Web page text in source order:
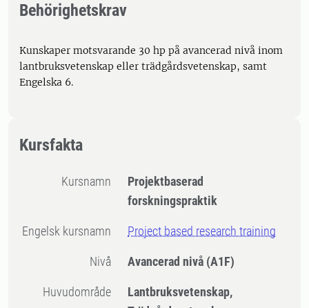
Behörighetskrav
Kunskaper motsvarande 30 hp på avancerad nivå inom
lantbruksvetenskap eller trädgårdsvetenskap, samt
Engelska 6.
Kursfakta
Kursnamn
Projektbaserad
forskningspraktik
Engelsk kursnamn Project based research training
Nivå Avancerad nivå (A1F)
Huvudområde
Lantbruksvetenskap,